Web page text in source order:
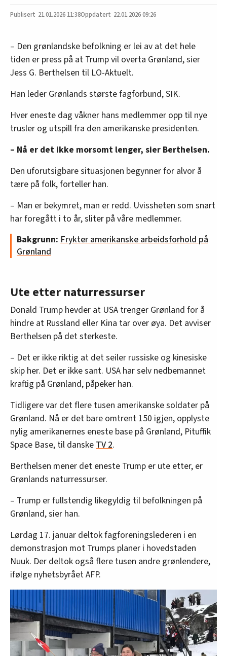
21.01.2026 11:38 22.01.2026 09:26
– Den grønlandske befolkning er lei av at det hele
tiden er press på at Trump vil overta Grønland, sier
Jess G. Berthelsen til LO-Aktuelt.
Han leder Grønlands største fagforbund, SIK.
Hver eneste dag våkner hans medlemmer opp til nye
trusler og utspill fra den amerikanske presidenten.
– Nå er det ikke morsomt lenger, sier Berthelsen.
Den uforutsigbare situasjonen begynner for alvor å
tære på folk, forteller han.
– Man er bekymret, man er redd. Uvissheten som snart
har foregått i to år, sliter på våre medlemmer.
Bakgrunn: Frykter amerikanske arbeidsforhold på
Grønland
Ute etter naturressurser
Donald Trump hevder at USA trenger Grønland for å
hindre at Russland eller Kina tar over øya. Det avviser
Berthelsen på det sterkeste.
– Det er ikke riktig at det seiler russiske og kinesiske
skip her. Det er ikke sant. USA har selv nedbemannet
kraftig på Grønland, påpeker han.
Tidligere var det flere tusen amerikanske soldater på
Grønland. Nå er det bare omtrent 150 igjen, opplyste
nylig amerikanernes eneste base på Grønland, Pituffik
Space Base, til danske TV 2.
Berthelsen mener det eneste Trump er ute etter, er
Grønlands naturressurser.
– Trump er fullstendig likegyldig til befolkningen på
Grønland, sier han.
Lørdag 17. januar deltok fagforeningslederen i en
demonstrasjon mot Trumps planer i hovedstaden
Nuuk. Der deltok også flere tusen andre grønlendere,
ifølge nyhetsbyrået AFP.